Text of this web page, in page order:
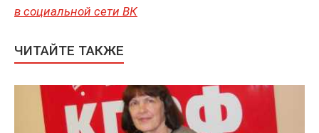
в социальной сети ВК
ЧИТАЙТЕ ТАКЖЕ